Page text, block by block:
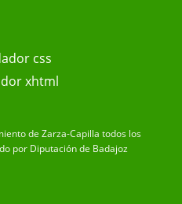
de Zarza-Capilla todos los
por Diputación de Badajoz